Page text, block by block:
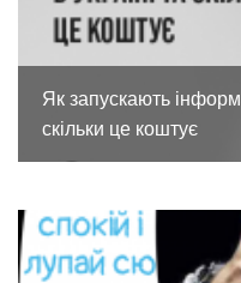
Як запускають
скільки це коштує